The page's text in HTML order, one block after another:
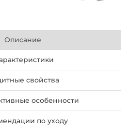
Описание
свойства
особенности
по уходу